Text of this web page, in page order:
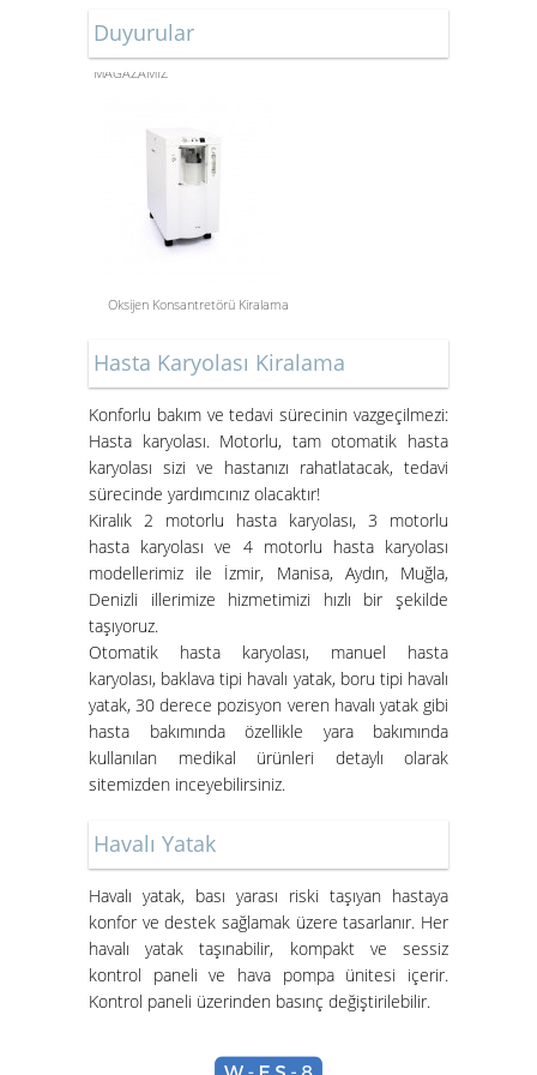
Duyurular
ONLİNE ALIŞVERİŞ
MAĞAZAMIZ
Oksijen Konsantretörü Kiralama
Öneme Sahip Bir Araç
Yatakları
İzmir Konak Hasta Yatağı
Kurulumları Devam Ediyor
Hasta Karyolası ve Havalı Yatak
Nasıl Kurulur?
Hasta Karyolası Kiralama
Konforlu bakım ve tedavi sürecinin vazgeçilmezi:
Hasta karyolası. Motorlu, tam otomatik hasta
karyolası sizi ve hastanızı rahatlatacak, tedavi
sürecinde yardımcınız olacaktır!
Kiralık 2 motorlu hasta karyolası, 3 motorlu
hasta karyolası ve 4 motorlu hasta karyolası
modellerimiz ile İzmir, Manisa, Aydın, Muğla,
Denizli illerimize hizmetimizi hızlı bir şekilde
taşıyoruz.
Otomatik hasta karyolası, manuel hasta
karyolası, baklava tipi havalı yatak, boru tipi havalı
yatak, 30 derece pozisyon veren havalı yatak gibi
hasta bakımında özellikle yara bakımında
kullanılan medikal ürünleri detaylı olarak
sitemizden inceyebilirsiniz.
Havalı Yatak
Havalı yatak, bası yarası riski taşıyan hastaya
konfor ve destek sağlamak üzere tasarlanır. Her
havalı yatak taşınabilir, kompakt ve sessiz
kontrol paneli ve hava pompa ünitesi içerir.
Kontrol paneli üzerinden basınç değiştirilebilir.